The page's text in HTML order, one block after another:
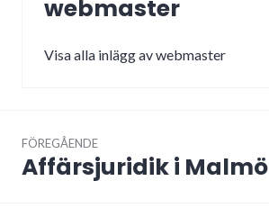
webmaster
Visa alla inlägg av webmaster
FÖREGÅENDE
Föregående
Affärsjuridik i Malmö